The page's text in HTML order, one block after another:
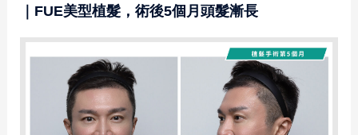
｜FUE美型植髮，術後5個月頭髮漸長